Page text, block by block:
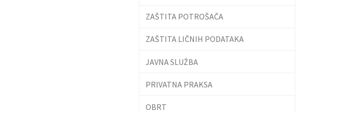
ZAŠTITA POTROŠAČA
ZAŠTITA LIČNIH PODATAKA
JAVNA SLUŽBA
PRIVATNA PRAKSA
OBRT